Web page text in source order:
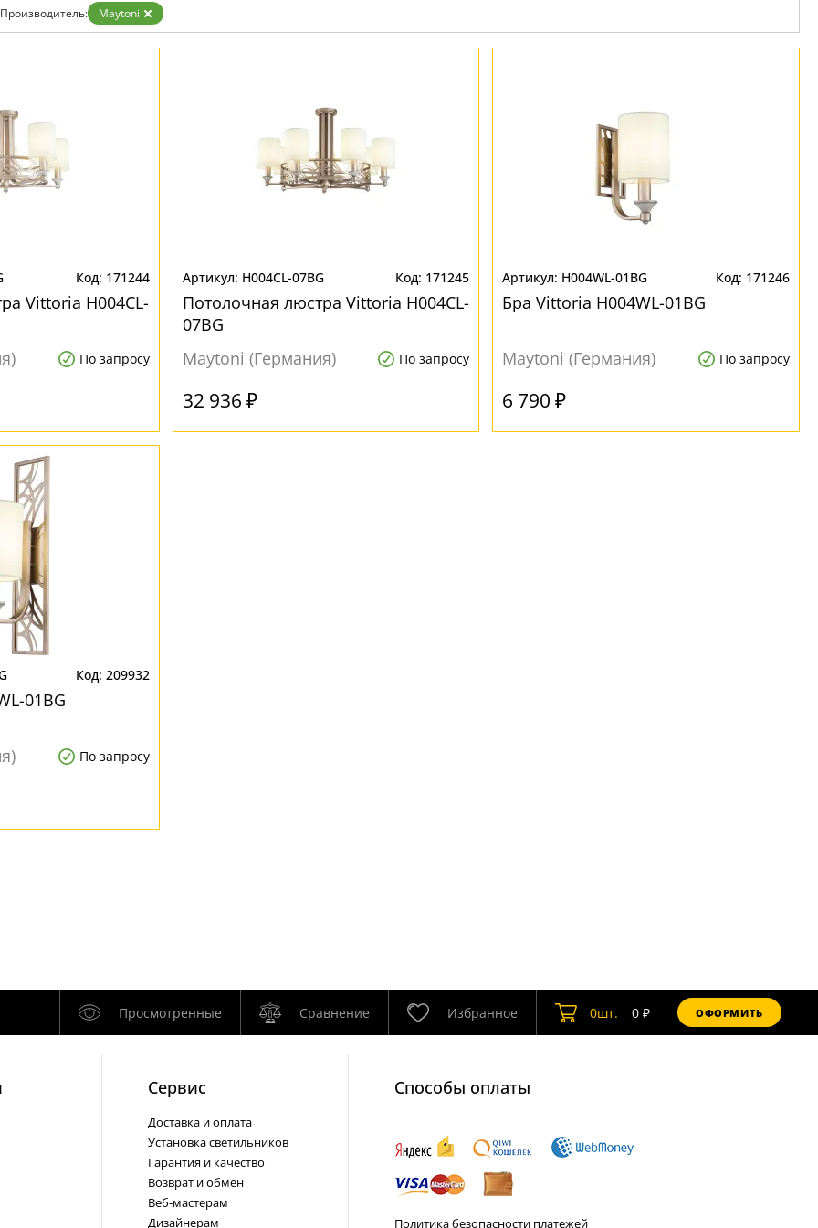
Золото
Прозрачные
Хром
Производитель: Maytoni
171244
Vittoria H004CL-
По запросу
H004CL-07BG 171245
Потолочная люстра Vittoria H004CL-
07BG
Maytoni (Германия)
По запросу
32 936 ₽
H004WL-01BG 171246
Бра Vittoria H004WL-01BG
Maytoni (Германия) По запросу
6 790 ₽
209932
01BG
По запросу
Просмотренные Сравнение Избранное 0шт. 0₽ ОФОРМИТЬ
Cервис
Доставка и оплата
Установка светильников
Гарантия и качество
Возврат и обмен
Веб-мастерам
Дизайнерам
Способы оплаты
Политика безопасности платежей